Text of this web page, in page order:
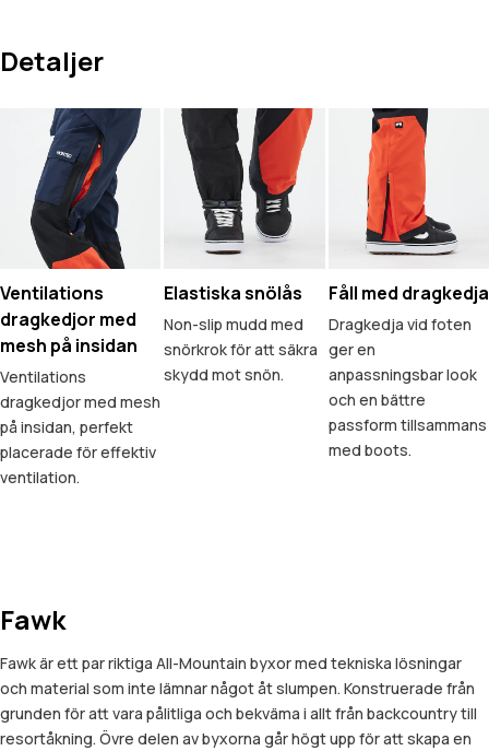
Detaljer
Ventilations
dragkedjor med
mesh på insidan
Ventilations
dragkedjor med mesh
på insidan, perfekt
placerade för effektiv
ventilation.
Elastiska snölås
Non-slip mudd med
snörkrok för att säkra
skydd mot snön.
Fåll med dragkedja
Dragkedja vid foten
ger en
anpassningsbar look
och en bättre
passform tillsammans
med boots.
Fawk
Fawk är ett par riktiga All-Mountain byxor med tekniska lösningar
och material som inte lämnar något åt slumpen. Konstruerade från
grunden för att vara pålitliga och bekväma i allt från backcountry till
resortåkning. Övre delen av byxorna går högt upp för att skapa en